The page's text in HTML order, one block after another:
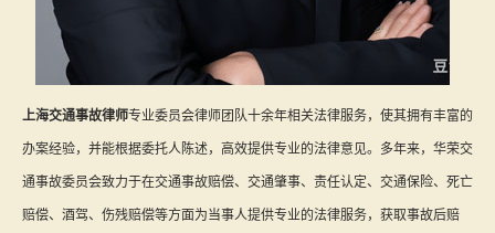
上海交通事故律师专业委员会律师团队十余年相关法律服务，使其拥有丰富的
办案经验，并能根据委托人陈述，高效提供专业的法律意见。多年来，华荣交
通事故委员会致力于在交通事故赔偿、交通肇事、责任认定、交通保险、死亡
赔偿、酒驾、伤残赔偿等方面为当事人提供专业的法律服务，获取事故后赔